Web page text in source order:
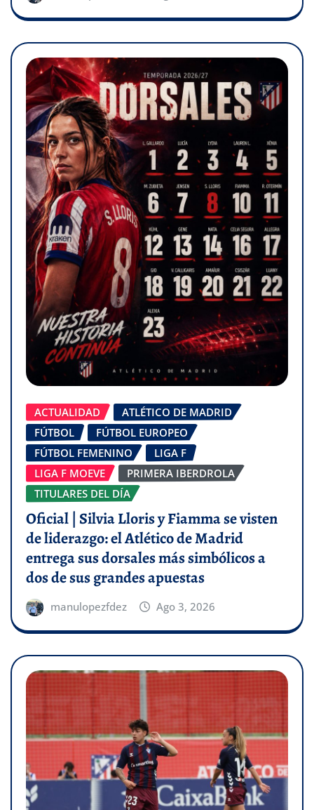
ACTUALIDAD
ATLÉTICO DE MADRID
FÚTBOL
FÚTBOL EUROPEO
FÚTBOL FEMENINO
LIGA F
LIGA F MOEVE
PRIMERA IBERDROLA
TITULARES DEL DÍA
Oficial | Silvia Lloris y Fiamma se visten
de liderazgo: el Atlético de Madrid
entrega sus dorsales más simbólicos a
dos de sus grandes apuestas
manulopezfdez Ago 3, 2026